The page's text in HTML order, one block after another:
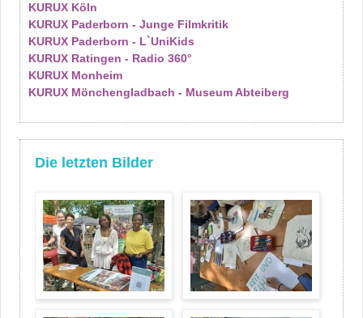
KURUX Köln
KURUX Paderborn - Junge Filmkritik
KURUX Paderborn - L`UniKids
KURUX Ratingen - Radio 360°
KURUX Monheim
KURUX Mönchengladbach - Museum Abteiberg
Die letzten Bilder